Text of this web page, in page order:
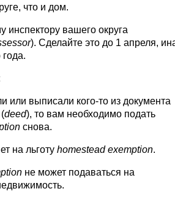
что и дом.
инспектору вашего округа
). Сделайте это до 1 апреля,
или выписали кого-то из документа
deed), то вам необходимо подать
снова.
на льготу homestead exemption.
не может подаваться на